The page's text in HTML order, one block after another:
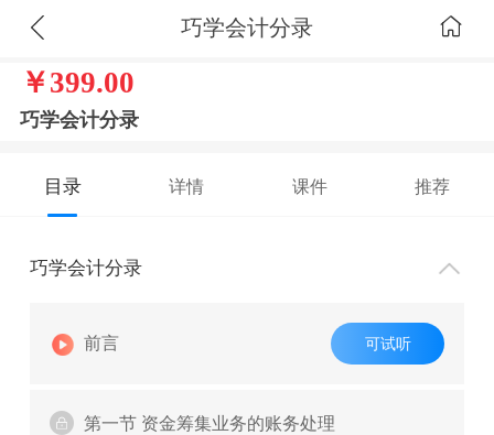
巧学会计分录
￥399.00
巧学会计分录
目录 详情 课件 推荐
巧学会计分录
前言 可试听
第一节 资金筹集业务的账务处理